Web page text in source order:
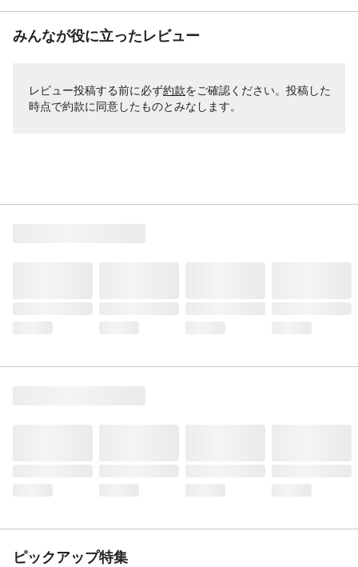
みんなが役に立ったレビュー
レビュー投稿する前に必ず約款をご確認ください。投稿した
時点で約款に同意したものとみなします。
ピックアップ特集